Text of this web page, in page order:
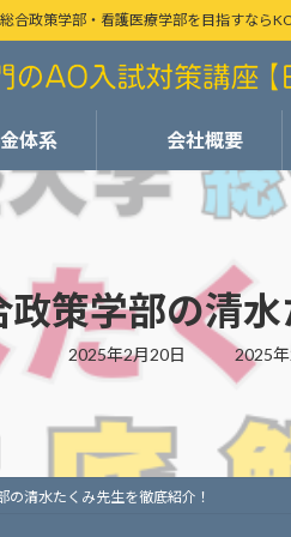
合政策学部・看護医療学部を目指すなら
体系 会社概要
策学部の清
2025年2月20日
最
終
更
日
時
:
2025
の清水たくみ先生を徹底紹介！